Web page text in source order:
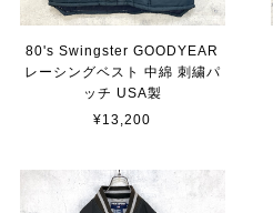
80's Swingster GOODYEAR
レーシングベスト 中綿 刺繍パ
ッチ USA製
¥13,200